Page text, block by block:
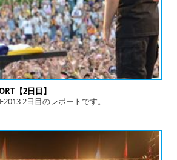
【2日目】
2日目のレポートです。